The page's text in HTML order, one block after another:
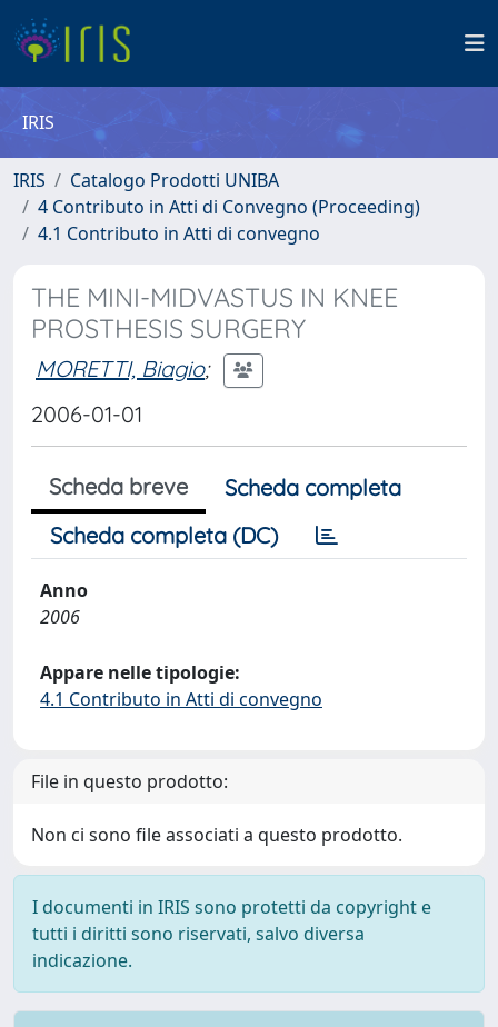
IRIS
IRIS
Catalogo Prodotti UNIBA
4 Contributo in Atti di Convegno (Proceeding)
4.1 Contributo in Atti di convegno
THE MINI-MIDVASTUS IN KNEE
PROSTHESIS SURGERY
MORETTI, Biagio;
2006-01-01
Scheda breve
Scheda completa
Scheda completa (DC)
Anno
2006
Appare nelle tipologie:
4.1 Contributo in Atti di convegno
File in questo prodotto:
Non ci sono file associati a questo prodotto.
I documenti in IRIS sono protetti da copyright e
tutti i diritti sono riservati, salvo diversa
indicazione.